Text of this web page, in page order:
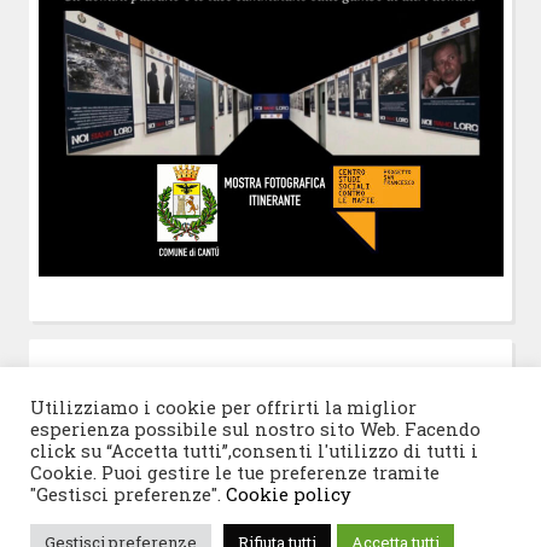
© 2026 Progetto San Francesco |Tema WordPress:
Utilizziamo i cookie per offrirti la miglior
esperienza possibile sul nostro sito Web. Facendo
click su “Accetta tutti”,consenti l'utilizzo di tutti i
Cookie. Puoi gestire le tue preferenze tramite
"Gestisci preferenze". Cookie policy
Gestisci preferenze Rifiuta tutti Accetta tutti